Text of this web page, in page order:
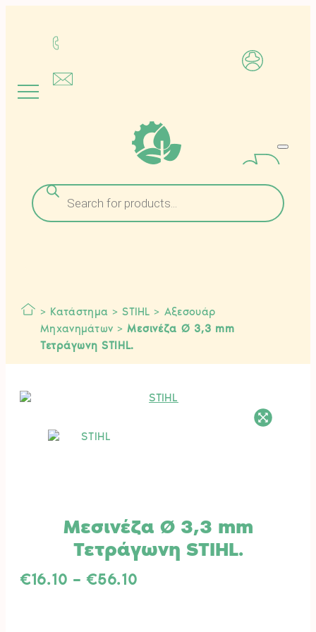
περιεχόμενο
Αναζήτηση
προϊόντων
> Κατάστημα >STIHL > Αξεσουάρ
Μηχανημάτων >Μεσινέζα Ø 3,3 mm
Τετράγωνη STIHL.
Μεσινέζα Ø 3,3 mm
Τετράγωνη STIHL.
€16.10 – €56.10Price